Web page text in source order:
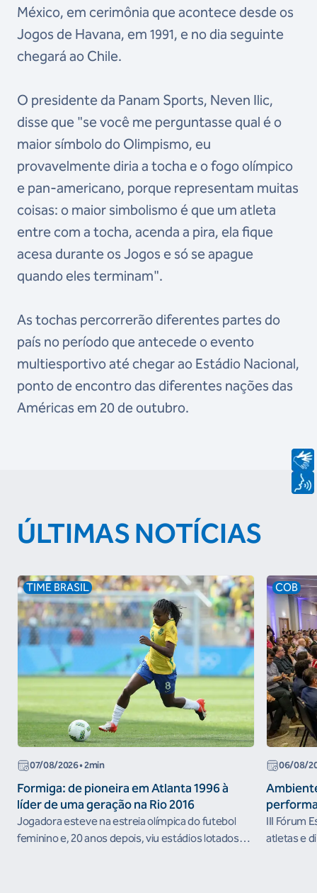
México, em cerimônia que acontece desde os
Jogos de Havana, em 1991, e no dia seguinte
chegará ao Chile.
O presidente da Panam Sports, Neven Ilic,
disse que "se você me perguntasse qual é o
maior símbolo do Olimpismo, eu
provavelmente diria a tocha e o fogo olímpico
e pan-americano, porque representam muitas
coisas: o maior simbolismo é que um atleta
entre com a tocha, acenda a pira, ela fique
acesa durante os Jogos e só se apague
quando eles terminam".
As tochas percorrerão diferentes partes do
país no período que antecede o evento
multiesportivo até chegar ao Estádio Nacional,
ponto de encontro das diferentes nações das
Américas em 20 de outubro.
ÚLTIMAS NOTÍCIAS
TIME BRASIL
07/08/2026• 2min
Formiga: de pioneira em Atlanta 1996 à
líder de uma geração na Rio 2016
Jogadora esteve na estreia olímpica do futebol
feminino e, 20 anos depois, viu estádios lotados
COB
06/08/
III Fórum
atletas e